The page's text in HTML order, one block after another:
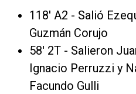
118' A2 - Salió
Guzmán Corujo
58' 2T - Salieron
Ignacio Perruzzi y
Facundo Gulli